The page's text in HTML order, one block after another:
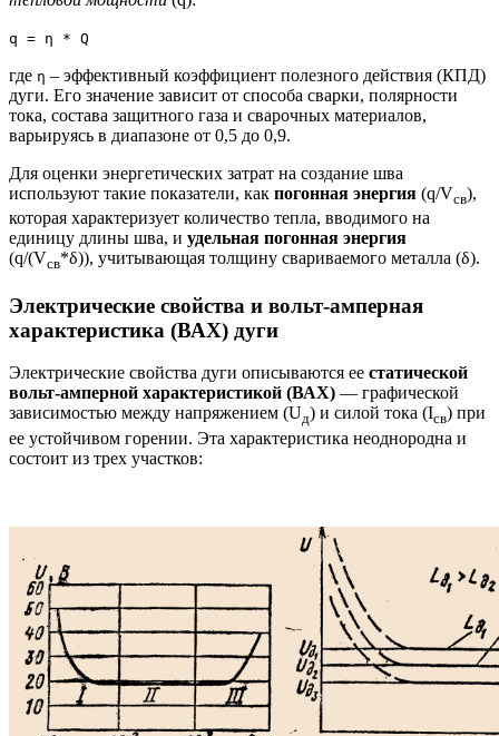
q = η * Q
где η – эффективный коэффициент полезного действия (КПД)
дуги. Его значение зависит от способа сварки, полярности
тока, состава защитного газа и сварочных материалов,
варьируясь в диапазоне от 0,5 до 0,9.
Для оценки энергетических затрат на создание шва
используют такие показатели, как погонная энергия (q/Vсв),
которая характеризует количество тепла, вводимого на
единицу длины шва, и удельная погонная энергия
(q/(Vсв*δ)), учитывающая толщину свариваемого металла (δ).
Электрические свойства и вольт-амперная
характеристика (ВАХ) дуги
Электрические свойства дуги описываются ее статической
вольт-амперной характеристикой (ВАХ) — графической
зависимостью между напряжением (Uд) и силой тока (Iсв) при
ее устойчивом горении. Эта характеристика неоднородна и
состоит из трех участков: